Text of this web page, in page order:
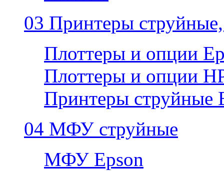
03 Принтеры
Плоттеры и опции
Плоттеры и опции
Принтеры струйные
04 МФУ струйные
МФУ Epson